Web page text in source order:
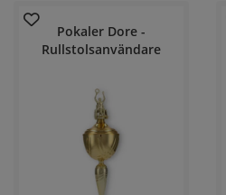
Pokaler Dore -
Rullstolsanvändare